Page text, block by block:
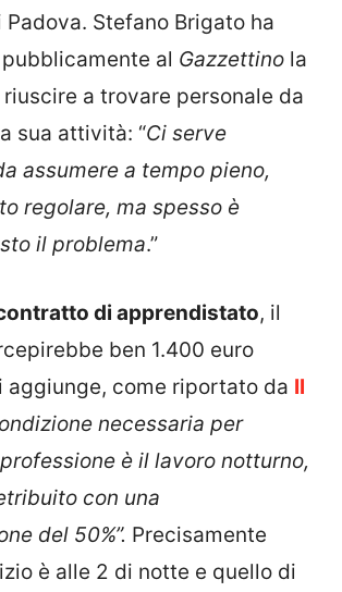
Stefano Brigato ha
al Gazzettino la
a trovare personale da
sua attività: “Ci serve
assumere a tempo pieno,
regolare, ma spesso è
il problema.”
di apprendistato, il
ben 1.400 euro
aggiunge, come riportato da Il
necessaria per
è il lavoro notturno,
con una
del 50%”. Precisamente
è alle 2 di notte e quello di